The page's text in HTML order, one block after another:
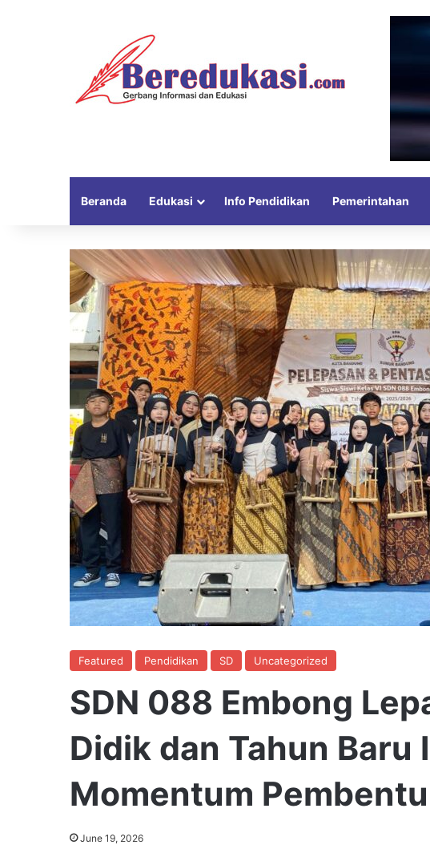
Beranda Edukasi Info Pendidikan Pemerintahan
Featured Pendidikan SD Uncategorized
SDN 088 Embong
Didik dan Tahun Baru
Momentum
June 19, 2026